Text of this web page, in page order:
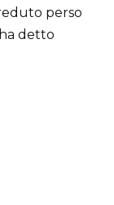
perso
detto